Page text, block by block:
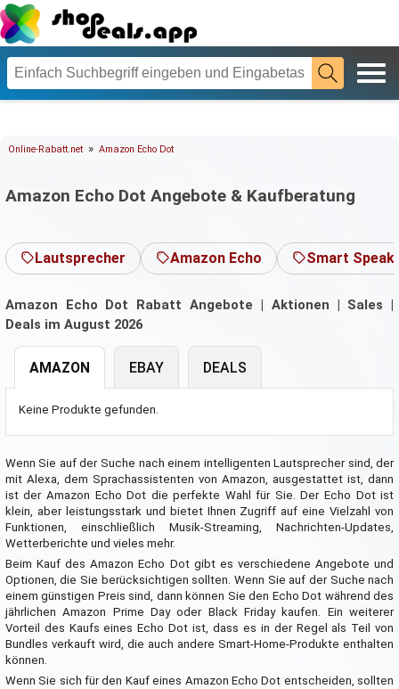
Online-Rabatt.net » Amazon Echo Dot
Amazon Echo Dot Angebote & Kaufberatung
Lautsprecher Amazon Echo Smart
Amazon Echo Dot Rabatt Angebote | Aktionen | Sales |
Deals im August 2026
AMAZON
Keine Produkte gefunden.
EBAY DEALS
Wenn Sie auf der Suche nach einem intelligenten Lautsprecher sind, der
mit Alexa, dem Sprachassistenten von Amazon, ausgestattet ist, dann
ist der Amazon Echo Dot die perfekte Wahl für Sie. Der Echo Dot ist
klein, aber leistungsstark und bietet Ihnen Zugriff auf eine Vielzahl von
Funktionen, einschließlich Musik-Streaming, Nachrichten-Updates,
Wetterberichte und vieles mehr.
Beim Kauf des Amazon Echo Dot gibt es verschiedene Angebote und
Optionen, die Sie berücksichtigen sollten. Wenn Sie auf der Suche nach
einem günstigen Preis sind, dann können Sie den Echo Dot während des
jährlichen Amazon Prime Day oder Black Friday kaufen. Ein weiterer
Vorteil des Kaufs eines Echo Dot ist, dass es in der Regel als Teil von
Bundles verkauft wird, die auch andere Smart-Home-Produkte enthalten
können.
Wenn Sie sich für den Kauf eines Amazon Echo Dot entscheiden, sollten